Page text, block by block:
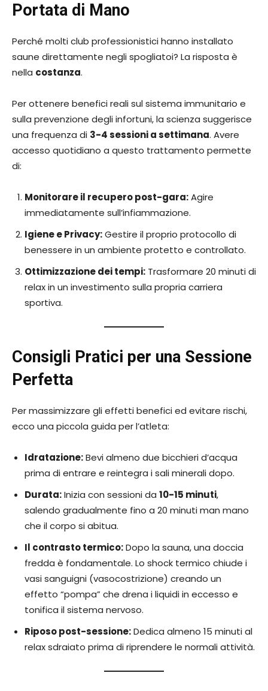
Portata di Mano
Perché molti club professionistici hanno installato
saune direttamente negli spogliatoi? La risposta è
nella costanza.
Per ottenere benefici reali sul sistema immunitario e
sulla prevenzione degli infortuni, la scienza suggerisce
una frequenza di 3-4 sessioni a settimana. Avere
accesso quotidiano a questo trattamento permette
di:
Monitorare il recupero post-gara:Agire
immediatamente sull’infiammazione.
Igiene e Privacy:Gestire il proprio protocollo di
benessere in un ambiente protetto e controllato.
Ottimizzazione dei tempi: Trasformare 20 minuti di
relax in un investimento sulla propria carriera
sportiva.
Consigli Pratici per una Sessione
Perfetta
Per massimizzare gli effetti benefici ed evitare rischi,
ecco una piccola guida per l’atleta:
Idratazione:Bevi almeno due bicchieri d’acqua
prima di entrare e reintegra i sali minerali dopo.
Durata:Inizia con sessioni da 10-15 minuti,
salendo gradualmente fino a 20 minuti man mano
che il corpo si abitua.
Il contrasto termico:Dopo la sauna, una doccia
fredda è fondamentale. Lo shock termico chiude i
vasi sanguigni (vasocostrizione) creando un
effetto “pompa” che drena i liquidi in eccesso e
tonifica il sistema nervoso.
Riposo post-sessione:Dedica almeno 15 minuti al
relax sdraiato prima di riprendere le normali attività.